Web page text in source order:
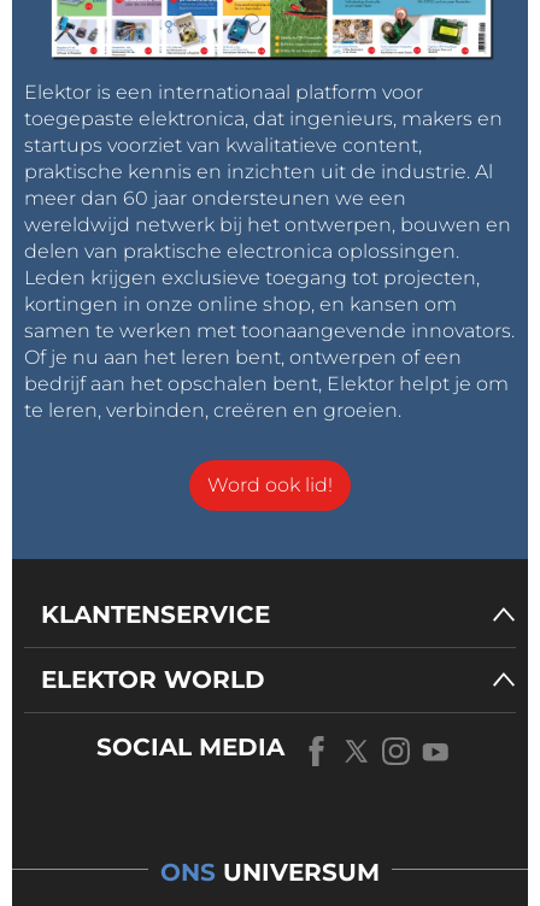
Elektor is een internationaal platform voor
toegepaste elektronica, dat ingenieurs, makers en
startups voorziet van kwalitatieve content,
praktische kennis en inzichten uit de industrie. Al
meer dan 60 jaar ondersteunen we een
wereldwijd netwerk bij het ontwerpen, bouwen en
delen van praktische electronica oplossingen.
Leden krijgen exclusieve toegang tot projecten,
kortingen in onze online shop, en kansen om
samen te werken met toonaangevende innovators.
Of je nu aan het leren bent, ontwerpen of een
bedrijf aan het opschalen bent, Elektor helpt je om
te leren, verbinden, creëren en groeien.
Word ook lid!
KLANTENSERVICE
ELEKTOR WORLD
SOCIAL MEDIA
ONS UNIVERSUM